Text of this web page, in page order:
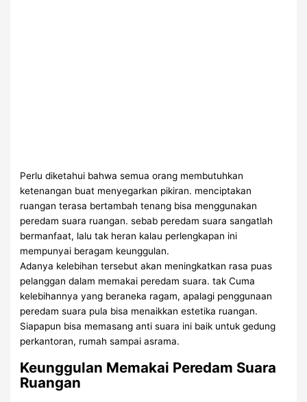
Perlu diketahui bahwa semua orang membutuhkan
ketenangan buat menyegarkan pikiran. menciptakan
ruangan terasa bertambah tenang bisa menggunakan
peredam suara ruangan. sebab peredam suara sangatlah
bermanfaat, lalu tak heran kalau perlengkapan ini
mempunyai beragam keunggulan.
Adanya kelebihan tersebut akan meningkatkan rasa puas
pelanggan dalam memakai peredam suara. tak Cuma
kelebihannya yang beraneka ragam, apalagi penggunaan
peredam suara pula bisa menaikkan estetika ruangan.
Siapapun bisa memasang anti suara ini baik untuk gedung
perkantoran, rumah sampai asrama.
Keunggulan Memakai Peredam Suara
Ruangan